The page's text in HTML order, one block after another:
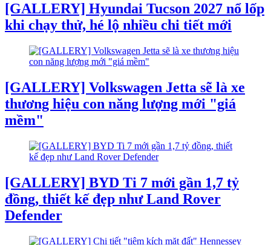
[GALLERY] Hyundai Tucson 2027 nổ lốp
khi chạy thử, hé lộ nhiều chi tiết mới
[GALLERY] Volkswagen Jetta sẽ là xe
thương hiệu con năng lượng mới "giá
mềm"
[GALLERY] BYD Ti 7 mới gần 1,7 tỷ
đồng, thiết kế đẹp như Land Rover
Defender